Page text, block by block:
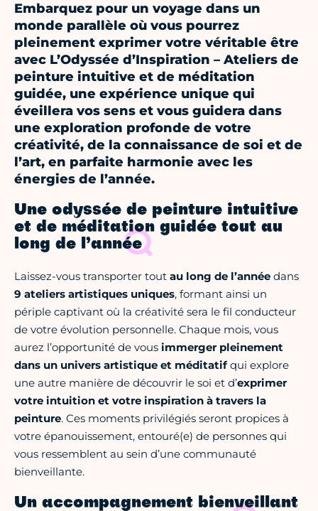
Embarquez pour un voyage dans un
monde parallèle où vous pourrez
pleinement exprimer votre véritable être
avec L’Odyssée d’Inspiration – Ateliers de
peinture intuitive et de méditation
guidée, une expérience unique qui
éveillera vos sens et vous guidera dans
une exploration profonde de votre
créativité, de la connaissance de soi et de
l’art, en parfaite harmonie avec les
énergies de l’année.
Une odyssée de peinture intuitive
et de méditation guidée tout au
long de l’année
Laissez-vous transporter tout au long de l’année dans
9 ateliers artistiques uniques, formant ainsi un
périple captivant où la créativité sera le fil conducteur
de votre évolution personnelle. Chaque mois, vous
aurez l’opportunité de vous immerger pleinement
dans un univers artistique et méditatifqui explore
une autre manière de découvrir le soi et d’exprimer
votre intuition et votre inspiration à travers la
peinture. Ces moments privilégiés seront propices à
votre épanouissement, entouré(e) de personnes qui
vous ressemblent au sein d’une communauté
bienveillante.
Un accompagnement bienveillant